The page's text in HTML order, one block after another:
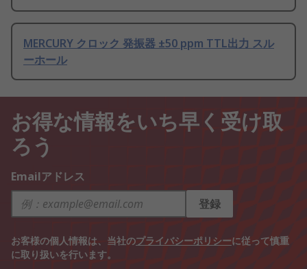
MERCURY クロック 発振器 ±50 ppm TTL出力 スル
ーホール
お得な情報をいち早く受け取
ろう
Emailアドレス
登録
お客様の個人情報は、当社のプライバシーポリシーに従って慎重
に取り扱いを行います。